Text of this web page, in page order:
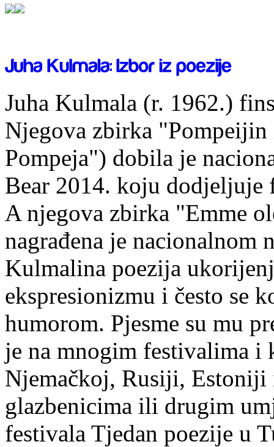
Juha Kulmala (r. 1962.)
Njegova zbirka
Pompeja") dobila je
Bear 2014. koju
A njegova zbirka "Emme
nagrađena je nacionalnom
Kulmalina poezija
ekspresionizmu i često se
humorom. Pjesme su mu
je na mnogim festivalima i
Njemačkoj, Rusiji, Estoniji
glazbenicima ili drugim
festivala Tjedan poezije u